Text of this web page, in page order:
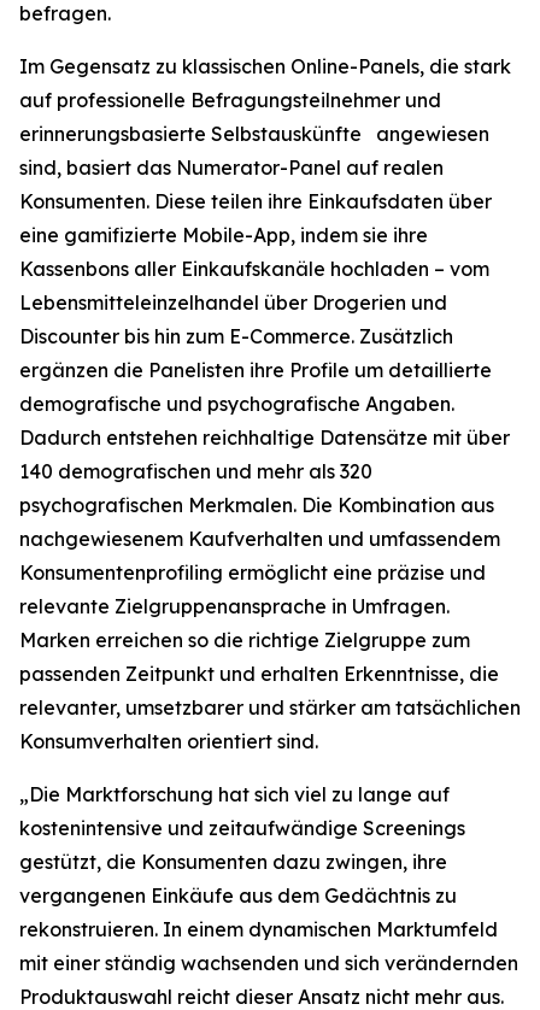
befragen.
Im Gegensatz zu klassischen Online-Panels, die stark
auf professionelle Befragungsteilnehmer und
erinnerungsbasierte Selbstauskünfte angewiesen
sind, basiert das Numerator-Panel auf realen
Konsumenten. Diese teilen ihre Einkaufsdaten über
eine gamifizierte Mobile-App, indem sie ihre
Kassenbons aller Einkaufskanäle hochladen – vom
Lebensmitteleinzelhandel über Drogerien und
Discounter bis hin zum E-Commerce. Zusätzlich
ergänzen die Panelisten ihre Profile um detaillierte
demografische und psychografische Angaben.
Dadurch entstehen reichhaltige Datensätze mit über
140 demografischen und mehr als 320
psychografischen Merkmalen. Die Kombination aus
nachgewiesenem Kaufverhalten und umfassendem
Konsumentenprofiling ermöglicht eine präzise und
relevante Zielgruppenansprache in Umfragen.
Marken erreichen so die richtige Zielgruppe zum
passenden Zeitpunkt und erhalten Erkenntnisse, die
relevanter, umsetzbarer und stärker am tatsächlichen
Konsumverhalten orientiert sind.
„Die Marktforschung hat sich viel zu lange auf
kostenintensive und zeitaufwändige Screenings
gestützt, die Konsumenten dazu zwingen, ihre
vergangenen Einkäufe aus dem Gedächtnis zu
rekonstruieren. In einem dynamischen Marktumfeld
mit einer ständig wachsenden und sich verändernden
Produktauswahl reicht dieser Ansatz nicht mehr aus.